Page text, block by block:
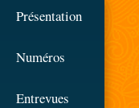
Présentation
Numéros
Entrevues